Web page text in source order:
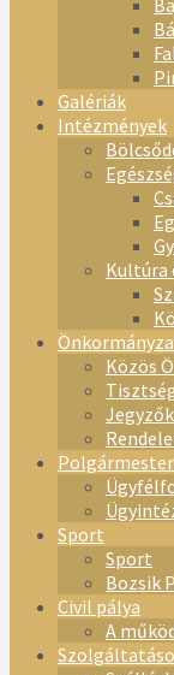
Galériák
Intézmények
Kultúra
Közös
Sport
Sport
Bozsik
Civil pálya
A